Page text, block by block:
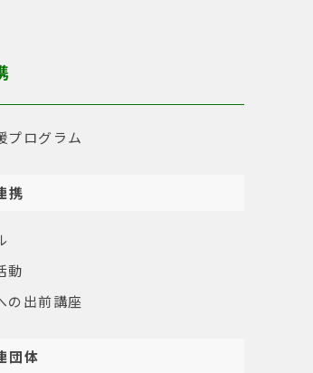
プログラム
携
動
の出前講座
団体